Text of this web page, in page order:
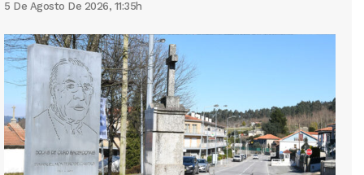
5 De Agosto De 2026, 11:35h